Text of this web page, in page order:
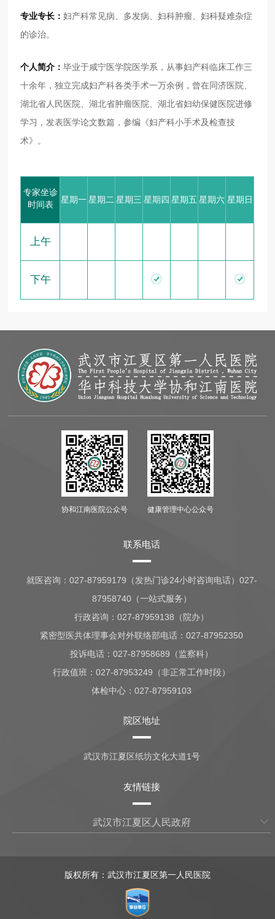
专业专长：妇产科常见病、多发病、妇科肿瘤、妇科疑难杂症
的诊治。
个人简介：毕业于咸宁医学院医学系，从事妇产科临床工作三
十余年，独立完成妇产科各类手术一万余例，曾在同济医院、
湖北省人民医院、湖北省肿瘤医院、湖北省妇幼保健医院进修
学习，发表医学论文数篇，参编《妇产科小手术及检查技
术》。
专家坐诊
时间表
星期一 星期二 星期三 星期四 星期五 星期六 星期日
上午
下午  
协和江南医院公众号 健康管理中心公众号
联系电话
就医咨询： 027-87959179（发热门诊24小时咨询电话）027-
87958740（一站式服务）
行政咨询：027-87959138（院办）
紧密型医共体理事会对外联络部电话：027-87952350
投诉电话：027-87958689（监察科）
行政值班：027-87953249（非正常工作时段）
体检中心：027-87959103
院区地址
武汉市江夏区纸坊文化大道1号
友情链接
武汉市江夏区人民政府
版权所有：武汉市江夏区第一人民医院